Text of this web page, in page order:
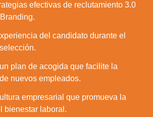
efectivas de reclutamiento 3.0
del candidato durante el
plan de acogida que facilite la
nuevos empleados.
empresarial que promueva la
bienestar laboral.